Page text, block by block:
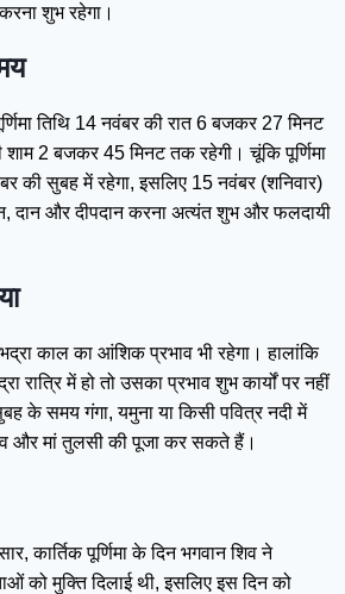
शुभ रहेगा।
तिथि 14 नवंबर की रात 6 बजकर 27 मिनट
2 बजकर 45 मिनट तक रहेगी। चूंकि पूर्णिमा
की सुबह में रहेगा, इसलिए 15 नवंबर (शनिवार)
दान और दीपदान करना अत्यंत शुभ और फलदायी
भद्रा काल का आंशिक प्रभाव भी रहेगा। हालांकि
रात्रि में हो तो उसका प्रभाव शुभ कार्यों पर नहीं
के समय गंगा, यमुना या किसी पवित्र नदी में
और मां तुलसी की पूजा कर सकते हैं।
कार्तिक पूर्णिमा के दिन भगवान शिव ने
को मुक्ति दिलाई थी, इसलिए इस दिन को